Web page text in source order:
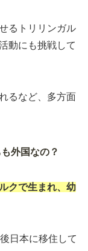
るトリリンガル
動にも挑戦して
るなど、多方面
外国なの？
クで生まれ、幼
日本に移住して